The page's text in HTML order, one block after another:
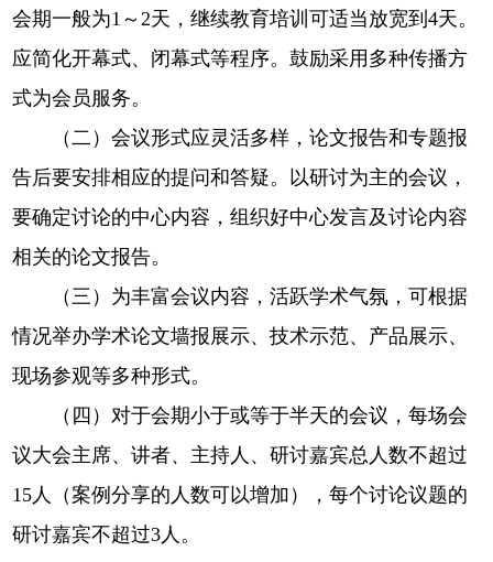
会期一般为1～2天，继续教育培训可适当放宽到4天。
应简化开幕式、闭幕式等程序。鼓励采用多种传播方
式为会员服务。
（二）会议形式应灵活多样，论文报告和专题报
告后要安排相应的提问和答疑。以研讨为主的会议，
要确定讨论的中心内容，组织好中心发言及讨论内容
相关的论文报告。
（三）为丰富会议内容，活跃学术气氛，可根据
情况举办学术论文墙报展示、技术示范、产品展示、
现场参观等多种形式。
（四）对于会期小于或等于半天的会议，每场会
议大会主席、讲者、主持人、研讨嘉宾总人数不超过
15人（案例分享的人数可以增加），每个讨论议题的
研讨嘉宾不超过3人。